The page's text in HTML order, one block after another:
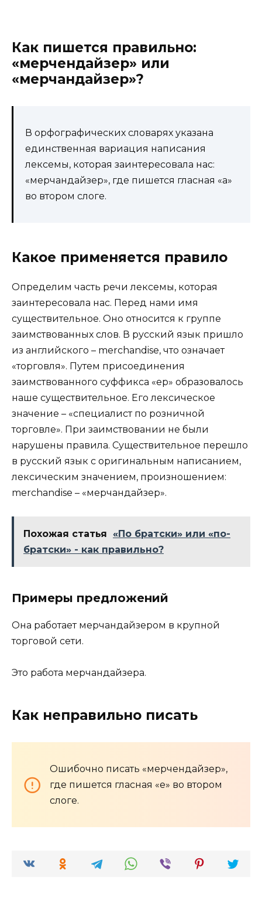
Как пишется правильно:
«мерчендайзер» или
«мерчандайзер»?
В орфографических словарях указана
единственная вариация написания
лексемы, которая заинтересовала нас:
«мерчандайзер», где пишется гласная «а»
во втором слоге.
Какое применяется правило
Определим часть речи лексемы, которая
заинтересовала нас. Перед нами имя
существительное. Оно относится к группе
заимствованных слов. В русский язык пришло
из английского – merchandise, что означает
«торговля». Путем присоединения
заимствованного суффикса «ер» образовалось
наше существительное. Его лексическое
значение – «специалист по розничной
торговле». При заимствовании не были
нарушены правила. Существительное перешло
в русский язык с оригинальным написанием,
лексическим значением, произношением:
merchandise – «мерчандайзер».
Похожая статья
«По братски» или «по-
братски» - как правильно?
Примеры предложений
Она работает мерчандайзером в крупной
торговой сети.
Это работа мерчандайзера.
Как неправильно писать
Ошибочно писать «мерчендайзер»,
где пишется гласная «е» во втором
слоге.